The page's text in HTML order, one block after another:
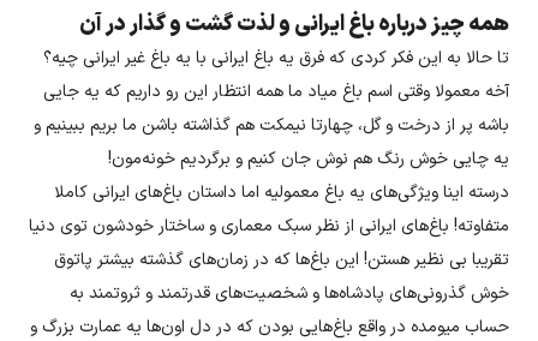
همه چیز درباره باغ ایرانی و لذت گشت و گذار در آن
تا حالا به این فکر کردی که فرق یه باغ ایرانی با یه باغ غیر ایرانی چیه؟
آخه معمولا وقتی اسم باغ میاد ما همه انتظار این رو داریم که یه جایی
باشه پر از درخت و گل، چهارتا نیمکت هم گذاشته باشن ما بریم ببینیم و
یه چایی خوش رنگ هم نوش جان کنیم و برگردیم خونه‌مون!
درسته اینا ویژگی‌های یه باغ معمولیه اما داستان باغ‌های ایرانی کاملا
متفاوته! باغ‌های ایرانی از نظر سبک معماری و ساختار خودشون توی دنیا
تقریبا بی نظیر هستن! این باغ‌ها که در زمان‌های گذشته بیشتر پاتوق
خوش گذرونی‌های پادشاه‌ها و شخصیت‌های قدرتمند و ثروتمند به
حساب میومده در واقع باغ‌هایی بودن که در دل اون‌ها یه عمارت بزرگ و